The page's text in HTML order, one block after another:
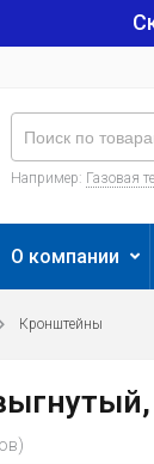
Например: Газовая
О компании
Кронштейны